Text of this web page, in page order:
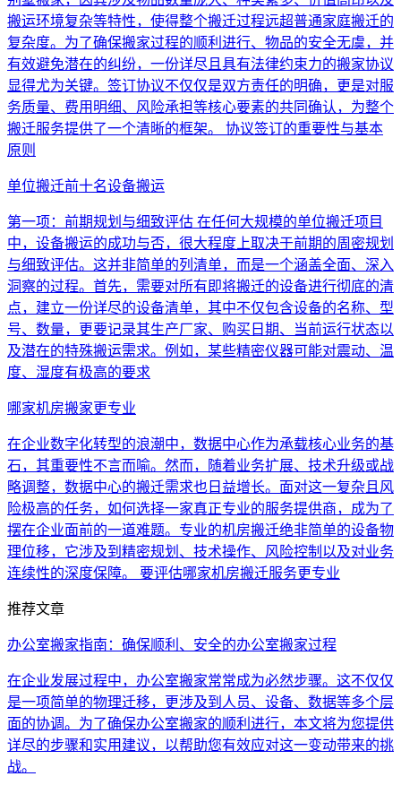
搬运环境复杂等特性，使得整个搬迁过程远超普通家庭搬迁的
复杂度。为了确保搬家过程的顺利进行、物品的安全无虞，并
有效避免潜在的纠纷，一份详尽且具有法律约束力的搬家协议
显得尤为关键。签订协议不仅仅是双方责任的明确，更是对服
务质量、费用明细、风险承担等核心要素的共同确认，为整个
搬迁服务提供了一个清晰的框架。 协议签订的重要性与基本
原则
单位搬迁前十名设备搬运
第一项：前期规划与细致评估 在任何大规模的单位搬迁项目
中，设备搬运的成功与否，很大程度上取决于前期的周密规划
与细致评估。这并非简单的列清单，而是一个涵盖全面、深入
洞察的过程。首先，需要对所有即将搬迁的设备进行彻底的清
点，建立一份详尽的设备清单，其中不仅包含设备的名称、型
号、数量，更要记录其生产厂家、购买日期、当前运行状态以
及潜在的特殊搬运需求。例如，某些精密仪器可能对震动、温
度、湿度有极高的要求
哪家机房搬家更专业
在企业数字化转型的浪潮中，数据中心作为承载核心业务的基
石，其重要性不言而喻。然而，随着业务扩展、技术升级或战
略调整，数据中心的搬迁需求也日益增长。面对这一复杂且风
险极高的任务，如何选择一家真正专业的服务提供商，成为了
摆在企业面前的一道难题。专业的机房搬迁绝非简单的设备物
理位移，它涉及到精密规划、技术操作、风险控制以及对业务
连续性的深度保障。 要评估哪家机房搬迁服务更专业
推荐文章
办公室搬家指南：确保顺利、安全的办公室搬家过程
在企业发展过程中，办公室搬家常常成为必然步骤。这不仅仅
是一项简单的物理迁移，更涉及到人员、设备、数据等多个层
面的协调。为了确保办公室搬家的顺利进行，本文将为您提供
详尽的步骤和实用建议，以帮助您有效应对这一变动带来的挑
战。